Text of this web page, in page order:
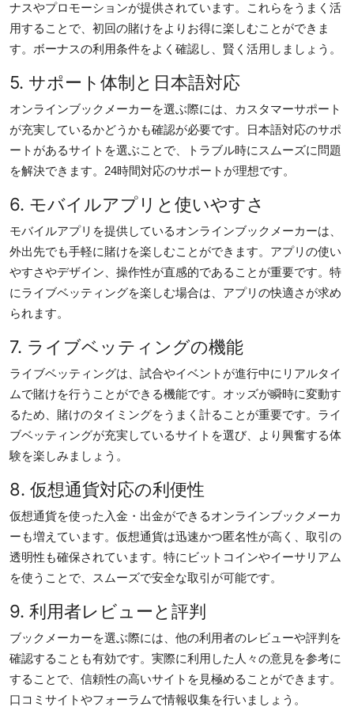
ナスやプロモーションが提供されています。これらをうまく活
用することで、初回の賭けをよりお得に楽しむことができま
す。ボーナスの利用条件をよく確認し、賢く活用しましょう。
5. サポート体制と日本語対応
オンラインブックメーカーを選ぶ際には、カスタマーサポート
が充実しているかどうかも確認が必要です。日本語対応のサポ
ートがあるサイトを選ぶことで、トラブル時にスムーズに問題
を解決できます。24時間対応のサポートが理想です。
6. モバイルアプリと使いやすさ
モバイルアプリを提供しているオンラインブックメーカーは、
外出先でも手軽に賭けを楽しむことができます。アプリの使い
やすさやデザイン、操作性が直感的であることが重要です。特
にライブベッティングを楽しむ場合は、アプリの快適さが求め
られます。
7. ライブベッティングの機能
ライブベッティングは、試合やイベントが進行中にリアルタイ
ムで賭けを行うことができる機能です。オッズが瞬時に変動す
るため、賭けのタイミングをうまく計ることが重要です。ライ
ブベッティングが充実しているサイトを選び、より興奮する体
験を楽しみましょう。
8. 仮想通貨対応の利便性
仮想通貨を使った入金・出金ができるオンラインブックメーカ
ーも増えています。仮想通貨は迅速かつ匿名性が高く、取引の
透明性も確保されています。特にビットコインやイーサリアム
を使うことで、スムーズで安全な取引が可能です。
9. 利用者レビューと評判
ブックメーカーを選ぶ際には、他の利用者のレビューや評判を
確認することも有効です。実際に利用した人々の意見を参考に
することで、信頼性の高いサイトを見極めることができます。
口コミサイトやフォーラムで情報収集を行いましょう。